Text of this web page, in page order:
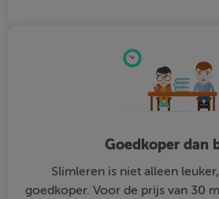
Goedkoper dan
Slimleren is niet alleen
goedkoper. Voor de prijs van 30